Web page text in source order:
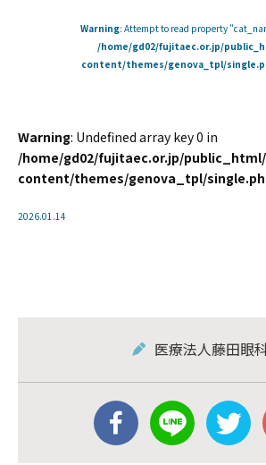
Warning: Attempt to read property
/home/gd02/fujitaec.or.jp/
content/themes/genova_tpl/
Warning: Undefined array key 0 in
/home/gd02/fujitaec.or.jp/
content/themes/genova_tpl/
2026.01.14
医療法人藤田眼